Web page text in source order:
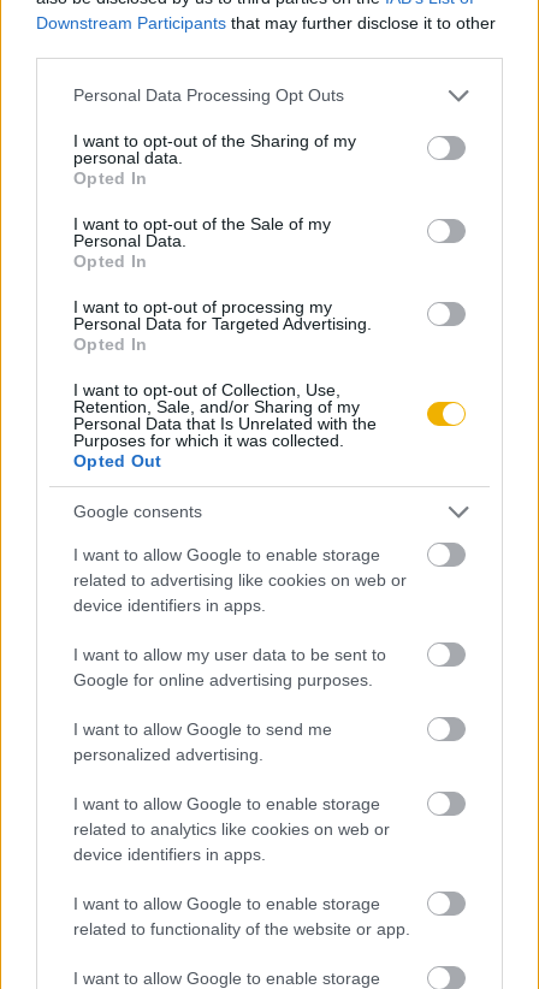
Downstream Participants that may further disclose it to other
Please note that this website/app uses one or more Google
not limited to your visit or usage behaviour. You may click to
grant or deny consent to Google and its third-party tags to
use your data for below specified purposes in below Google
consent section.
Personal Data Processing Opt Outs
I want to opt-out of the Sharing of my
personal data.
Opted In
I want to opt-out of the Sale of my
Personal Data.
Opted In
I want to opt-out of processing my
Personal Data for Targeted Advertising.
Opted In
I want to opt-out of Collection, Use,
Retention, Sale, and/or Sharing of my
Personal Data that Is Unrelated with the
Purposes for which it was collected.
Opted Out
Google consents
I want to allow Google to enable storage
related to advertising like cookies on web or
device identifiers in apps.
I want to allow my user data to be sent to
Google for online advertising purposes.
I want to allow Google to send me
personalized advertising.
I want to allow Google to enable storage
related to analytics like cookies on web or
device identifiers in apps.
I want to allow Google to enable storage
related to functionality of the website or app.
I want to allow Google to enable storage
Próbálja ki a Rubicon Online-t
mindössze 200 Ft-ért
cikket, hirdetések nélkül!
minden történelmi tartalmunkhoz:
A legújabb Rubicon-lapszámok
Több mint 370 korábbi lapszámunk
Hirdetésmentes olvasó felület
Az első hónap csak 200 Ft-ba kerül. Próbálja
Már előfizetőnk?Ha már regisztrált a Rubicon
rendelkezik felhasználói fiókkal, kattintson ide:
REGISZTRÁCIÓ.